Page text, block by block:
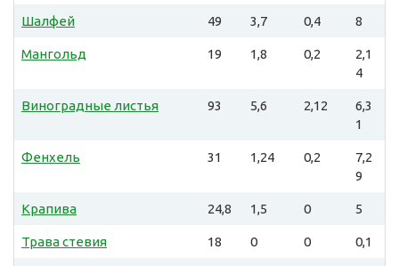
Шалфей 49 3,7 0,4 8
Мангольд 19 1,8 0,2
2,1
4
Виноградные листья 93 5,6 2,12
6,3
1
Фенхель 31 1,24 0,2
7,2
9
Крапива 24,8 1,5 0 5
Трава стевия 18 0 0 0,1